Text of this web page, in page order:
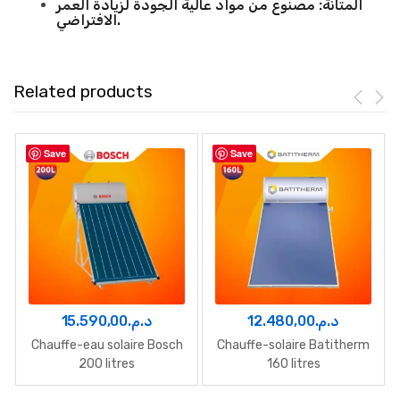
المتانة: مصنوع من مواد عالية الجودة لزيادة العمر
الافتراضي.
Related products
Save
د.م.15.590,00
Chauffe-eau solaire Bosch
200 litres
Save
د.م.12.480,00
Chauffe-solaire Batitherm
160 litres